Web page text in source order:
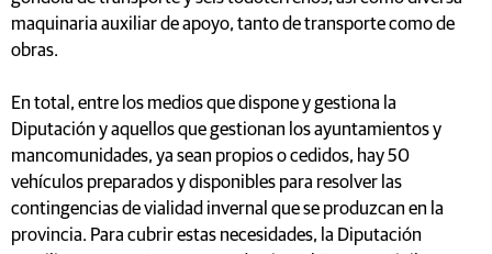
maquinaria auxiliar de apoyo, tanto de transporte como de
obras.
En total, entre los medios que dispone y gestiona la
Diputación y aquellos que gestionan los ayuntamientos y
mancomunidades, ya sean propios o cedidos, hay 50
vehículos preparados y disponibles para resolver las
contingencias de vialidad invernal que se produzcan en la
provincia. Para cubrir estas necesidades, la Diputación